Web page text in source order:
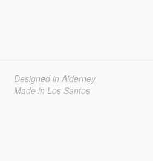
Designed in Alderney
Made in Los Santos